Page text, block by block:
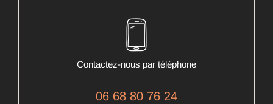
Contactez-nous par téléphone
06 68 80 76 24